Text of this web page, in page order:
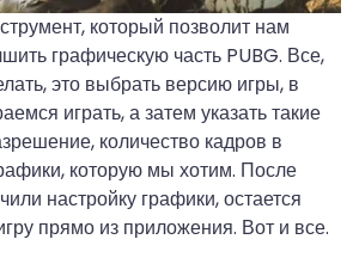
который позволит нам
графическую часть PUBG. Все,
это выбрать версию игры, в
играть, а затем указать такие
количество кадров в
которую мы хотим. После
настройку графики, остается
прямо из приложения. Вот и все.